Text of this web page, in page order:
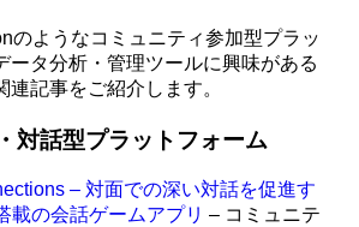
のようなコミュニティ参加型プラッ
ータ分析・管理ツールに興味がある
連記事をご紹介します。
対話型プラットフォーム
– 対面での深い対話を促進す
載の会話ゲームアプリ – コミュニテ